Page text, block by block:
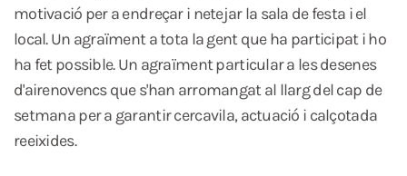
motivació per a endreçar i netejar la sala de festa i el
local. Un agraïment a tota la gent que ha participat i ho
ha fet possible. Un agraïment particular a les desenes
d'airenovencs que s'han arromangat al llarg del cap de
setmana per a garantir cercavila, actuació i calçotada
reeixides.